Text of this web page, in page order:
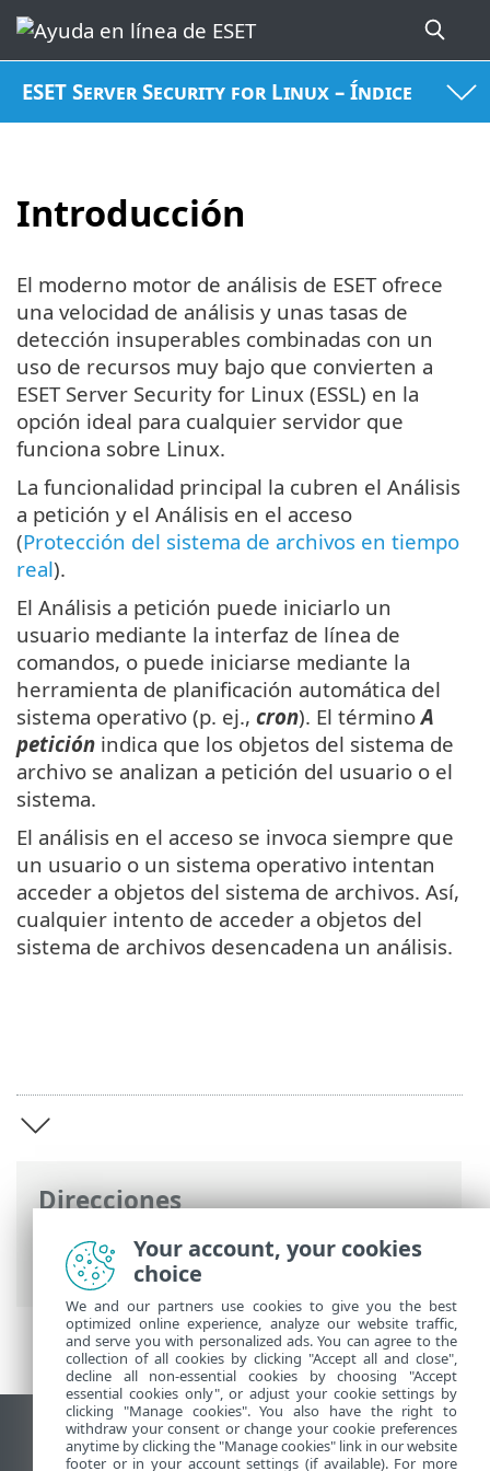
ESET Server Security for Linux – Índice
Introducción
Direcciones
Ayuda en línea de ESET> ESET Server
Security for Linux
Introducción
El moderno motor de análisis de ESET ofrece
una velocidad de análisis y unas tasas de
detección insuperables combinadas con un
uso de recursos muy bajo que convierten a
ESET Server Security for Linux (ESSL) en la
opción ideal para cualquier servidor que
funciona sobre Linux.
La funcionalidad principal la cubren el Análisis
a petición y el Análisis en el acceso
(Protección del sistema de archivos en tiempo
real).
El Análisis a petición puede iniciarlo un
usuario mediante la interfaz de línea de
comandos, o puede iniciarse mediante la
herramienta de planificación automática del
sistema operativo (p. ej., cron). El términoA
petición indica que los objetos del sistema de
archivo se analizan a petición del usuario o el
sistema.
El análisis en el acceso se invoca siempre que
un usuario o un sistema operativo intentan
acceder a objetos del sistema de archivos. Así,
cualquier intento de acceder a objetos del
sistema de archivos desencadena un análisis.
Ver sitio para ordenador
Your account, your cookies
choice
We and our partners use cookies to give you the best
optimized online experience, analyze our website traffic,
and serve you with personalized ads. You can agree to the
collection of all cookies by clicking "Accept all and close",
decline all non-essential cookies by choosing "Accept
essential cookies only", or adjust your cookie settings by
clicking "Manage cookies". You also have the right to
withdraw your consent or change your cookie preferences
anytime by clicking the "Manage cookies" link in our website
footer or in your account settings (if available). For more